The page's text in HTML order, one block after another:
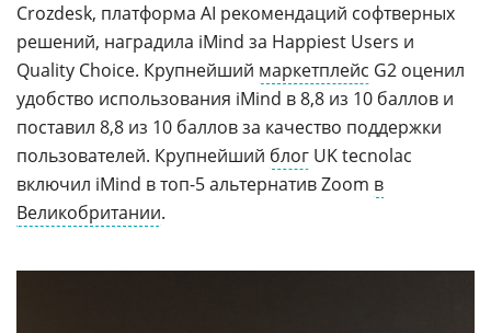
Crozdesk, платформа AI рекомендаций софтверных
решений, наградила iMind за Happiest Users и
Quality Choice. Крупнейший маркетплейс G2 оценил
удобство использования iMind в 8,8 из 10 баллов и
поставил 8,8 из 10 баллов за качество поддержки
пользователей. Крупнейший блог UK tecnolac
включил iMind в топ-5 альтернатив Zoom в
Великобритании.